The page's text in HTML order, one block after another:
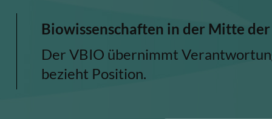
Biowissenschaften in der Mitte
Der VBIO übernimmt
bezieht Position.